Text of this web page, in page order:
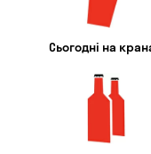
Сьогодні на